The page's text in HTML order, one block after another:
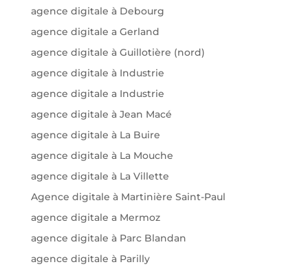
agence digitale à Debourg
agence digitale a Gerland
agence digitale à Guillotière (nord)
agence digitale à Industrie
agence digitale a Industrie
agence digitale à Jean Macé
agence digitale à La Buire
agence digitale à La Mouche
agence digitale à La Villette
Agence digitale à Martinière Saint-Paul
agence digitale a Mermoz
agence digitale à Parc Blandan
agence digitale à Parilly